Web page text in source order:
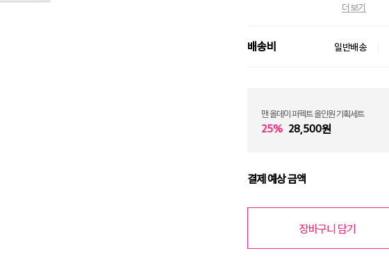
더보기
배송비 일반배송
맨 올데이 퍼펙트 올인원 기획세트
25% 28,500원
결제 예상 금액
장바구니 담기